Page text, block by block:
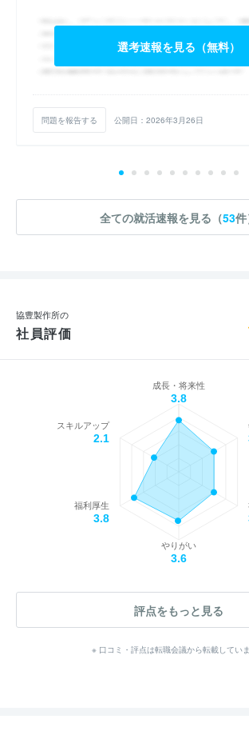
選考速報を見る（無料）
問題を報告する 公開日：2026年3月26日
全ての就活速報を見る（53件
協豊製作所の
社員評価
成長・将来性
3.8
やりがい
3.6
福利厚生
3.8
スキルアップ
2.1
評点をもっと見る
※ 口コミ・評点は転職会議から転載していま